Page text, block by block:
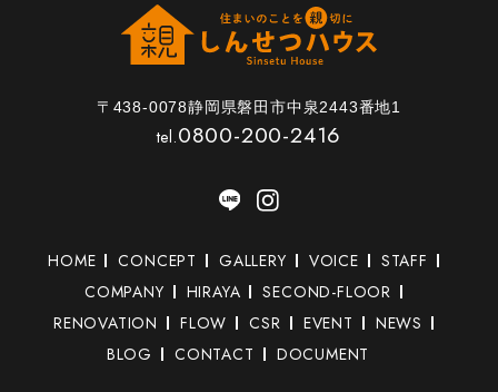
〒438-0078静岡県磐田市中泉2443番地1
tel.0800-200-2416
HOME CONCEPT GALLERY VOICE
STAFF
COMPANY
HIRAYA
SECOND-FLOOR
RENOVATION
FLOW CSR EVENT
NEWS
BLOG
CONTACT DOCUMENT